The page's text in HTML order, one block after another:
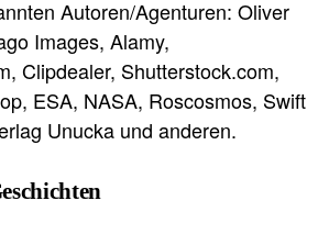
Autoren/Agenturen: Oliver
Images, Alamy,
Clipdealer, Shutterstock.com,
ESA, NASA, Roscosmos, Swift
Unucka und anderen.